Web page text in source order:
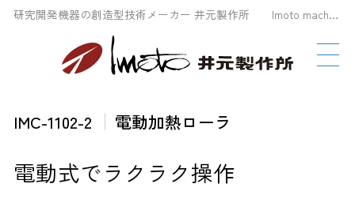
研究開発機器の創造型技術メーカー 井元製作所 Imoto machinery Co., LTD
IMC-1102-2 電動加熱ローラ
電動式でラクラク操作